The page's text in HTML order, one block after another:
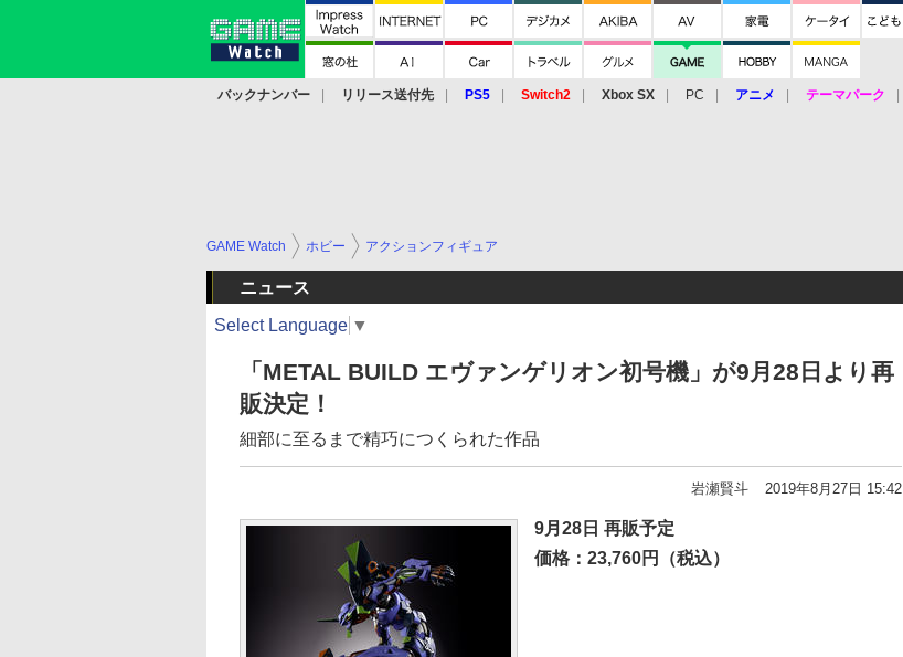
バックナンバー リリース送付先 PS5 Switch2 Xbox SX PC アニメ テーマパーク
GAME Watch ホビー アクションフィギュア
ニュース
Select Language ▼
「METAL BUILD エヴァンゲリオン初号機」が9月28日より再
販決定！
細部に至るまで精巧につくられた作品
岩瀬賢斗 2019年8月27日 15:42
9月28日 再販予定
価格：23,760円（税込）